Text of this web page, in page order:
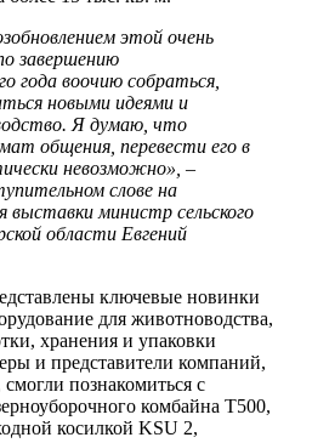
этой очень
завершению
года воочию собраться,
новыми идеями и
Я думаю, что
общения, перевести его в
невозможно», –
слове на
министр сельского
области Евгений
ключевые новинки
для животноводства,
хранения и упаковки
и представители компаний,
познакомиться с
комбайна Т500,
косилкой KSU 2,